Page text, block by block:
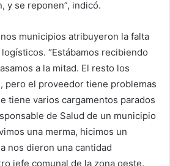
y se reponen”, indicó.
municipios atribuyeron la falta
“Estábamos recibiendo
a la mitad. El resto los
pero el proveedor tiene problemas
tiene varios cargamentos parados
de Salud de un municipio
una merma, hicimos un
nos dieron una cantidad
jefe comunal de la zona oeste.